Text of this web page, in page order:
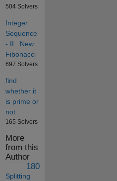
504 Solvers
Integer
Sequence
- II : New
Fibonacci
697 Solvers
find
whether it
is prime or
not
165 Solvers
More
from this
Author
180
Splitting